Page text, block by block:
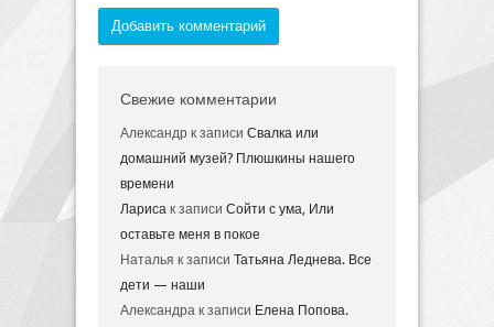
Добавить комментарий
Свежие комментарии
Александр к записи Свалка или
домашний музей? Плюшкины нашего
времени
Лариса к записи Сойти с ума, Или
оставьте меня в покое
Наталья к записи Татьяна Леднева. Все
дети — наши
Александра к записи Елена Попова.